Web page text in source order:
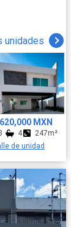
Friendly -
unidades
MXN
4
247m²
de unidad